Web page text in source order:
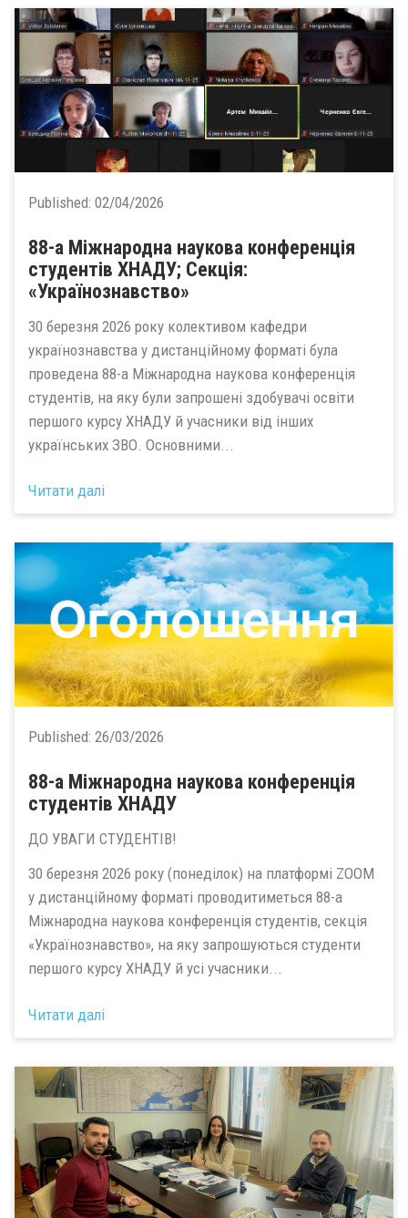
Published: 02/04/2026
88-а Міжнародна наукова конференція
студентів ХНАДУ; Секція:
«Українознавство»
30 березня 2026 року колективом кафедри
українознавства у дистанційному форматі була
проведена 88-а Міжнародна наукова конференція
студентів, на яку були запрошені здобувачі освіти
першого курсу ХНАДУ й учасники від інших
українських ЗВО. Основними...
Читати далі
Published: 26/03/2026
88-а Міжнародна наукова конференція
студентів ХНАДУ
ДО УВАГИ СТУДЕНТІВ!
30 березня 2026 року (понеділок) на платформі ZOOM
у дистанційному форматі проводитиметься 88-а
Міжнародна наукова конференція студентів, секція
«Українознавство», на яку запрошуються студенти
першого курсу ХНАДУ й усі учасники...
Читати далі